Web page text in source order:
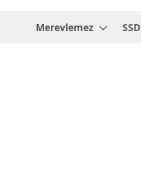
Merevlemez SSD